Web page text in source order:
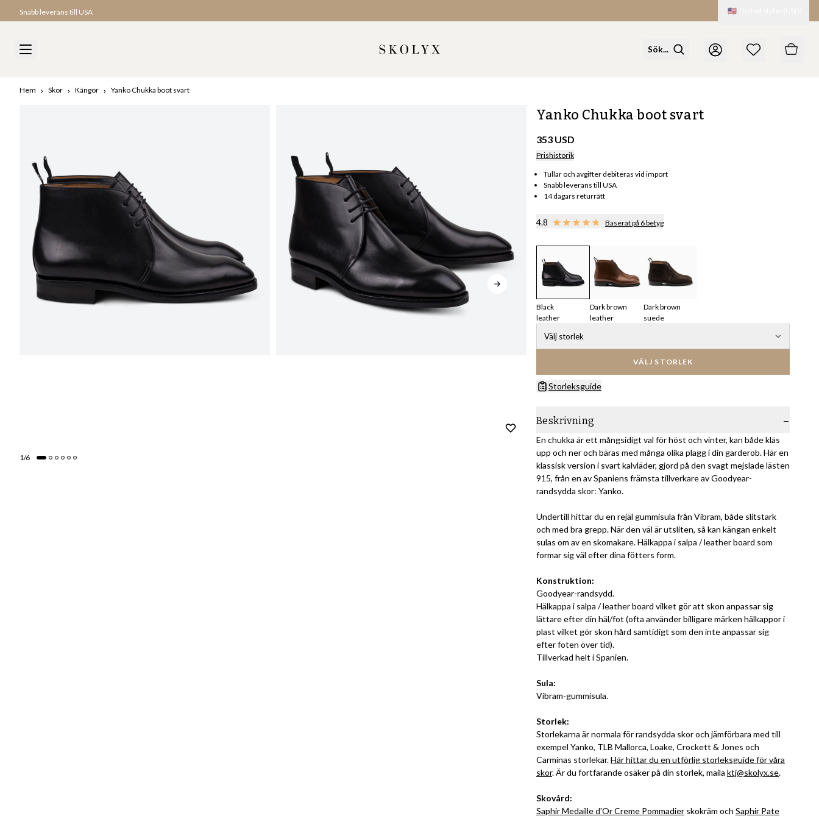
Snabb leverans till USA 🇺🇸
Hem Skor Kängor Yanko Chukka boot svart
1/6
Yanko Chukka boot svart
353 USD
Prishistorik
Tullar och avgifter debiteras vid import
Snabb leverans till USA
14 dagars returrätt
4.8 Baserat på 6 betyg
Black
leather
Dark brown
leather
Dark brown
suede
Välj storlek
VÄLJ STORLEK
Storleksguide
Beskrivning
En chukka är ett mångsidigt val för höst och vinter, kan både kläs
upp och ner och bäras med många olika plagg i din garderob. Här en
klassisk version i svart kalvläder, gjord på den svagt mejslade lästen
915, från en av Spaniens främsta tillverkare av Goodyear-
randsydda skor: Yanko.
Undertill hittar du en rejäl gummisula från Vibram, både slitstark
och med bra grepp. När den väl är utsliten, så kan kängan enkelt
sulas om av en skomakare. Hälkappa i salpa / leather board som
formar sig väl efter dina fötters form.
Konstruktion:
Goodyear-randsydd.
Hälkappa i salpa / leather board vilket gör att skon anpassar sig
lättare efter din häl/fot (ofta använder billigare märken hälkappor i
plast vilket gör skon hård samtidigt som den inte anpassar sig
efter foten över tid).
Tillverkad helt i Spanien.
Sula:
Vibram-gummisula.
Storlek:
Storlekarna är normala för randsydda skor och jämförbara med till
exempel Yanko, TLB Mallorca, Loake, Crockett & Jones och
Carminas storlekar.Här hittar du en utförlig storleksguide för våra
skor. Är du fortfarande osäker på din storlek, maila ktj@skolyx.se.
Skovård:
Saphir Medaille d'Or Creme Pommadier skokräm och Saphir Pate